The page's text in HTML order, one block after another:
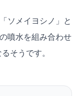
ソメイヨシノ」と
噴水を組み合わせ
そうです。